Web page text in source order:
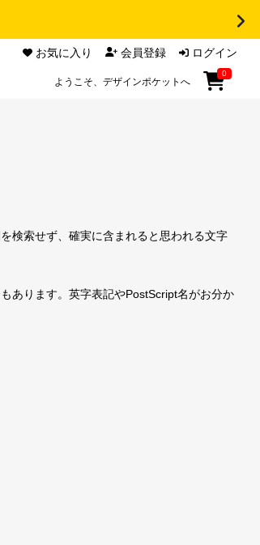
お気に入り 会員登録 ログイン
ようこそ、デザインポケットへ
0
検索せず、確実に含まれると思われる文字
あります。英字表記やPostScript名がお分か